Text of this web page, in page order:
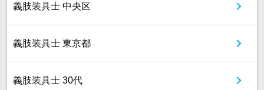
義肢装具士 中央区
義肢装具士 東京都
義肢装具士 30代